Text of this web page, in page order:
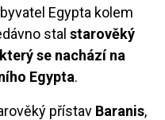
Egypta kolem
stal starověký
se nachází na
Egypta.
přístav Baranis,